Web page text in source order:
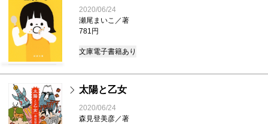
2020/06/24
瀬尾まいこ／著
781円
文庫電子書籍あり
太陽と乙女
2020/06/24
森見登美彦／著